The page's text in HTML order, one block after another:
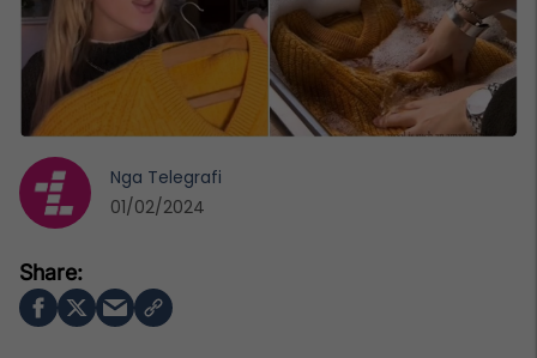
Nga Telegrafi
01/02/2024